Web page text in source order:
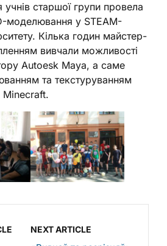
старшої групи провела
моделювання у STEAM-
Кілька годин майстер-
вивчали можливості
Autoesk Maya, а саме
та текстуруванням
Minecraft.
NEXT ARTICLE